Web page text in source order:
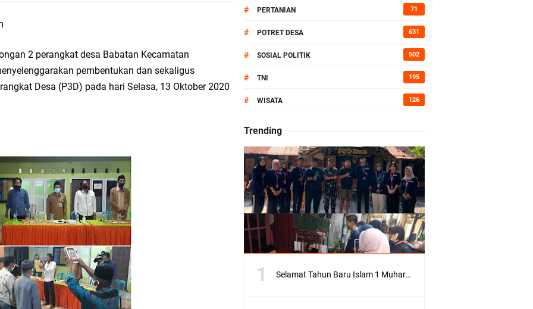
Rekor MURI, KWGe Angkat Kuliner Gresik ke Panggung Dunia
Kemenag Salurkan 22.456 Bingkisan Lebaran Yatim Serentak di Berbagai Daerah di
Resmikan Kantor Desa Sidoraharjo: Simbol Komitmen Pelayanan Publik dan Kepedulian
Rp10,36 Juta, Perkuat Keberlanjutan Program JKNN
di Dusun Kedungsekar Lor, Tradisi Luhur yang Terus Istiqomah
Wongso Negoro Sambut Tahun Baru Islam 1448 H dengan Doa Kedamaian
2 perangkat desa Babatan Kecamatan
pembentukan dan sekaligus
Desa (P3D) pada hari Selasa, 13 Oktober 2020
# PERTANIAN 71
# POTRET DESA 631
# SOSIAL POLITIK 502
# TNI 195
# WISATA 126
Trending
Selamat Tahun Baru Islam 1 Muharram 1448 H: Pesan Hijrah Drs. H. Husnul Aqib, M.M. untuk Negeri